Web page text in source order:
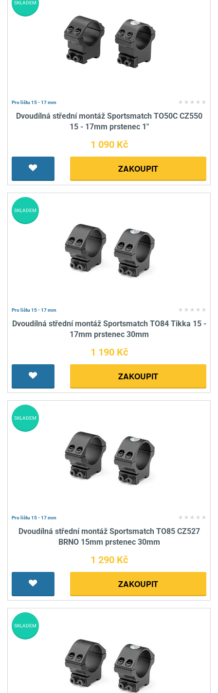
Pro lištu 15 - 17 mm
Dvoudílná střední montáž Sportsmatch TO50C CZ550
15 - 17mm prstenec 1"
1 090 Kč
ZAKOUPIT
SKLADEM
Pro lištu 15 - 17 mm
Dvoudílná střední montáž Sportsmatch TO84 Tikka 15 -
17mm prstenec 30mm
1 190 Kč
ZAKOUPIT
SKLADEM
Pro lištu 15 - 17 mm
Dvoudílná střední montáž Sportsmatch TO85 CZ527
BRNO 15mm prstenec 30mm
1 290 Kč
ZAKOUPIT
SKLADEM
SKLADEM